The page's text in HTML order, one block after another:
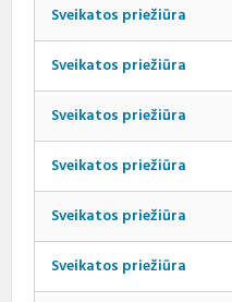
Sveikatos priežiūra
Sveikatos priežiūra
Sveikatos priežiūra
Sveikatos priežiūra
Sveikatos priežiūra
Sveikatos priežiūra